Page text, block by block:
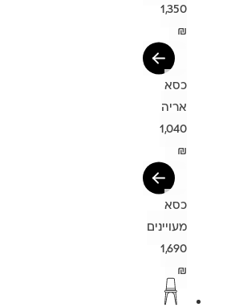
1,350
₪
כסא
אריה
1,040
₪
כסא
מעויינים
1,690
₪